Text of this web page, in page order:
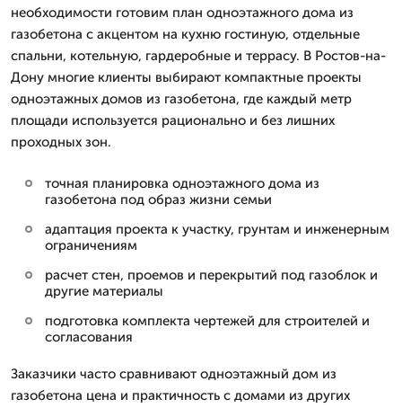
необходимости готовим план одноэтажного дома из
газобетона с акцентом на кухню гостиную, отдельные
спальни, котельную, гардеробные и террасу. В Ростов-на-
Дону многие клиенты выбирают компактные проекты
одноэтажных домов из газобетона, где каждый метр
площади используется рационально и без лишних
проходных зон.
точная планировка одноэтажного дома из
газобетона под образ жизни семьи
адаптация проекта к участку, грунтам и инженерным
ограничениям
расчет стен, проемов и перекрытий под газоблок и
другие материалы
подготовка комплекта чертежей для строителей и
согласования
Заказчики часто сравнивают одноэтажный дом из
газобетона цена и практичность с домами из других